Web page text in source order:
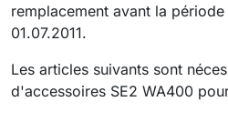
remplacement avant la
01.07.2011.
Les articles suivants sont
d'accessoires SE2 WA400